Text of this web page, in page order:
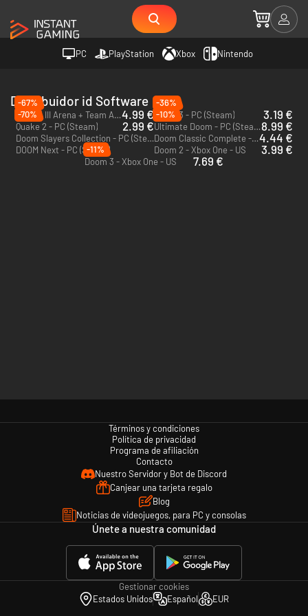
PC PlayStation Xbox Nintendo
Distribuidor id Software
-67%
QUAKE III Arena + Team Arena - PC (Steam)4.99 €
-36%
Doom 3 - PC (Steam)
3.19 €
-70%
Quake 2 - PC (Steam)
2.99 €
-10%
Ultimate Doom - PC (Steam)8.99 €
Doom Slayers Collection - PC (Steam) Doom Classic Complete - PC (Steam)4.44 €
DOOM Next - PC (Steam) Doom 2 - Xbox One - US 3.99 €
-11%
Doom 3 - Xbox One - US
7.69 €
Términos y condiciones
Política de privacidad
Programa de afiliación
Contacto
Nuestro Servidor y Bot de Discord
Canjear una tarjeta regalo
Blog
Noticias de videojuegos, para PC y consolas
Únete a nuestra comunidad
Gestionar cookies
Estados Unidos
Español EUR